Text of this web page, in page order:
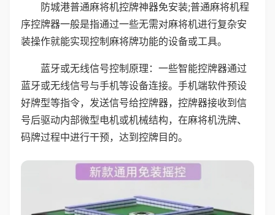
防城港普通麻将机控牌神器免安装;普通麻将机程
序控牌器一般是指通过一些无需对麻将机进行复杂安
装操作就能实现控制麻将牌功能的设备或工具。
蓝牙或无线信号控制原理：一些智能控牌器通过
蓝牙或无线信号与手机等设备连接。手机端软件预设
好牌型等指令，发送信号给控牌器，控牌器接收到信
号后驱动内部微型电机或机械结构，在麻将机洗牌、
码牌过程中进行干预，达到控牌目的。